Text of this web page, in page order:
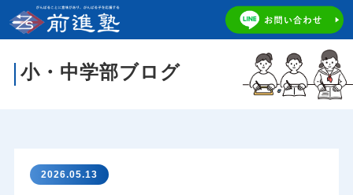
小・中学部ブログ
2026.05.13